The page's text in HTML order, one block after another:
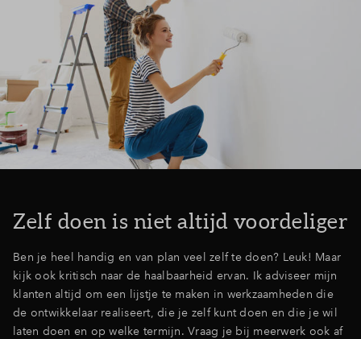
Zelf doen is niet altijd voordeliger
Ben je heel handig en van plan veel zelf te doen? Leuk! Maar
kijk ook kritisch naar de haalbaarheid ervan. Ik adviseer mijn
klanten altijd om een lijstje te maken in werkzaamheden die
de ontwikkelaar realiseert, die je zelf kunt doen en die je wil
laten doen en op welke termijn. Vraag je bij meerwerk ook af